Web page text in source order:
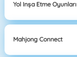
Yol Inşa Etme Oyunları
Mahjong Connect